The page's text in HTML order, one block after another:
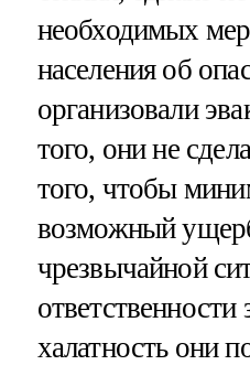
необходимых
населения об
организовали
того, они не
того, чтобы
возможный
чрезвычайной
халатность они